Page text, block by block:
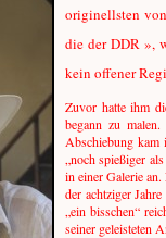
originellsten
die der DDR »,
kein offener
Zuvor hatte ihm
begann zu
Abschiebung kam
„noch spießiger
in einer Galerie
der achtziger
„ein bisschen“
seiner geleisteten